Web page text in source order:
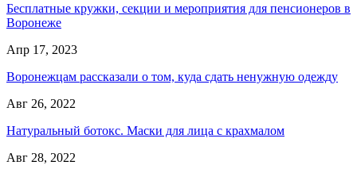
Бесплатные кружки, секции и мероприятия для пенсионеров в
Воронеже
Апр 17, 2023
Воронежцам рассказали о том, куда сдать ненужную одежду
Авг 26, 2022
Натуральный ботокс. Маски для лица с крахмалом
Авг 28, 2022